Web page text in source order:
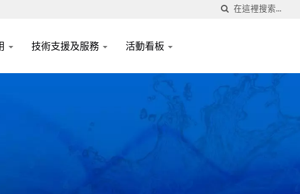
技術支援及服務 活動看板